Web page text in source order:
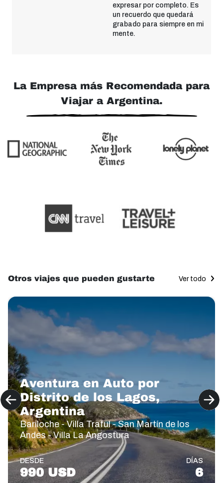
expresar por completo. Es
un recuerdo que quedará
grabado para siempre en mi
mente.
La Empresa más Recomendada para
Viajar a Argentina.
Otros viajes que pueden gustarte Ver todo
Aventura en Auto por
Distrito de los Lagos,
Argentina
Bariloche - Villa Traful - San Martín de los
Andes - Villa La Angostura
DESDE
990 USD
DÍAS
6